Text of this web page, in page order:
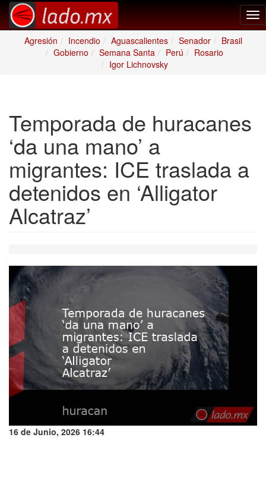
Agresión
Incendio Aguascalientes Senador
Brasil
Gobierno
Semana Santa Perú
Rosario
Igor Lichnovsky
Temporada de huracanes
‘da una mano’ a
migrantes: ICE traslada a
detenidos en ‘Alligator
Alcatraz’
16 de Junio, 2026 16:44